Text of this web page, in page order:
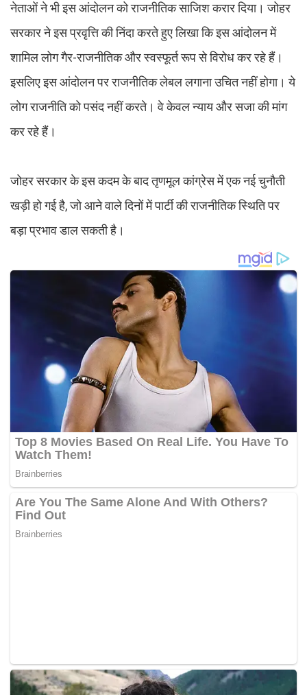
नेताओं ने भी इस आंदोलन को राजनीतिक साजिश करार दिया। जोहर
सरकार ने इस प्रवृत्ति की निंदा करते हुए लिखा कि इस आंदोलन में
शामिल लोग गैर-राजनीतिक और स्वस्फूर्त रूप से विरोध कर रहे हैं।
इसलिए इस आंदोलन पर राजनीतिक लेबल लगाना उचित नहीं होगा। ये
लोग राजनीति को पसंद नहीं करते। वे केवल न्याय और सजा की मांग
कर रहे हैं।
जोहर सरकार के इस कदम के बाद तृणमूल कांग्रेस में एक नई चुनौती
खड़ी हो गई है, जो आने वाले दिनों में पार्टी की राजनीतिक स्थिति पर
बड़ा प्रभाव डाल सकती है।